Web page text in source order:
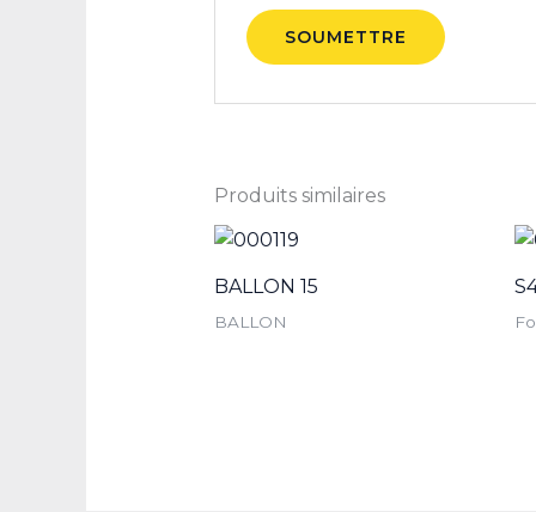
Produits similaires
BALLON 15
BALLON